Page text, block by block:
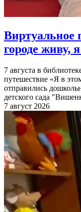
Виртуальное
городе живу,
7 августа в
путешествие «Я в
отправились
детского сада
7 август 2026